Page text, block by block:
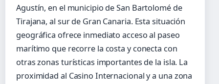
Agustín, en el municipio de San Bartolomé de
Tirajana, al sur de Gran Canaria. Esta situación
geográfica ofrece inmediato acceso al paseo
marítimo que recorre la costa y conecta con
otras zonas turísticas importantes de la isla. La
proximidad al Casino Internacional y a una zona